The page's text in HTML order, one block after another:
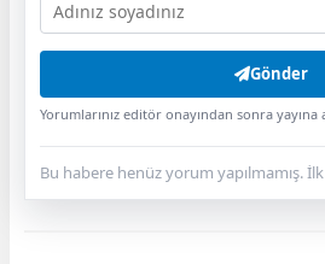
Gönder
Yorumlarınız editör onayından sonra yayına
Bu habere henüz yorum yapılmamış.